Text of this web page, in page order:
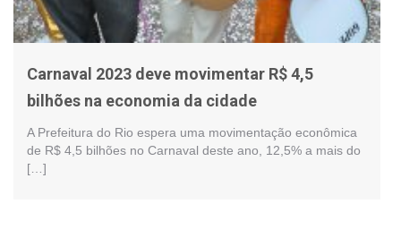
Carnaval 2023 deve movimentar R$ 4,5
bilhões na economia da cidade
A Prefeitura do Rio espera uma movimentação econômica
de R$ 4,5 bilhões no Carnaval deste ano, 12,5% a mais do
[…]